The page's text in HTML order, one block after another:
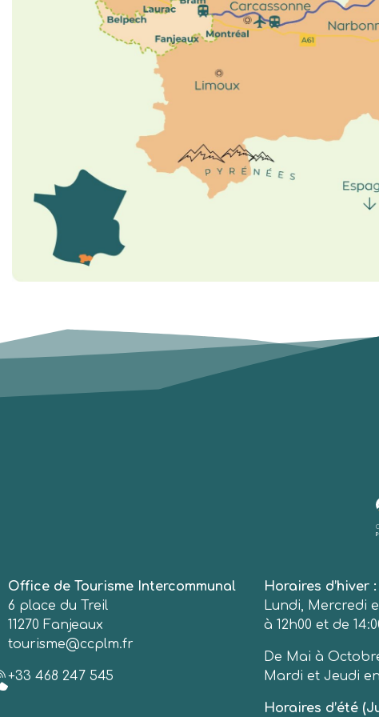
Office de Tourisme Intercommunal
6 place du Treil
11270 Fanjeaux
tourisme@ccplm.fr
+33 468 247 545
Horaires d’hiver :
Lundi, Mercredi
à 12h00 et de
De Mai à
Mardi et Jeudi
Horaires d’été